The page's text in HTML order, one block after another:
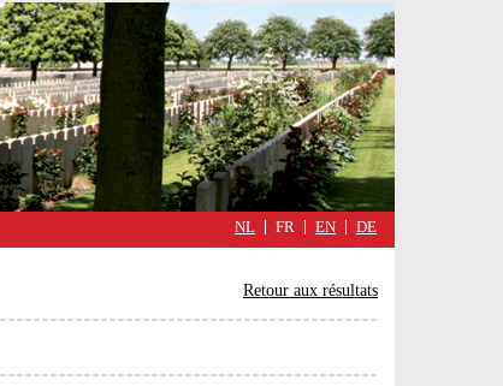
military
cimmetary,
Réflexions
d'une
quotidienne
NL FR EN DE
Retour aux résultats